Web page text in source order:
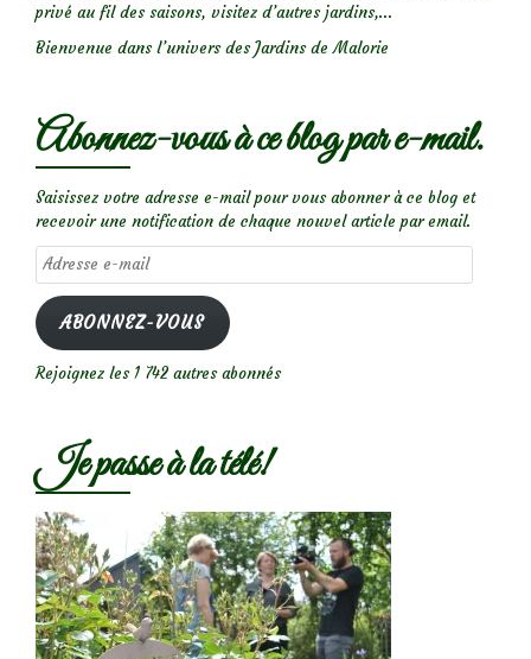
privé au fil des saisons, visitez d’autres jardins,...
Bienvenue dans l’univers des Jardins de Malorie
Abonnez-vous à ce blog par e-mail.
Saisissez votre adresse e-mail pour vous abonner à ce blog et
recevoir une notification de chaque nouvel article par email.
Adresse
e-
mail
ABONNEZ-VOUS
Rejoignez les 1 742 autres abonnés
Je passe à la télé!